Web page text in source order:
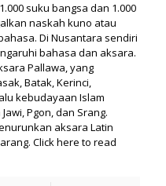
suku bangsa dan 1.000
naskah kuno atau
Di Nusantara sendiri
bahasa dan aksara.
Pallawa, yang
Batak, Kerinci,
kebudayaan Islam
Pgon, dan Srang.
aksara Latin
Click here to read